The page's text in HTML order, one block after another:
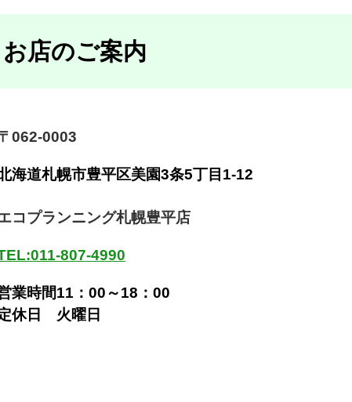
お店のご案内
062-0003
海道札幌市豊平区美園3条5丁目1-12
コプランニング札幌豊平店
807-4990
業時間11：00～18：00
休日 火曜日